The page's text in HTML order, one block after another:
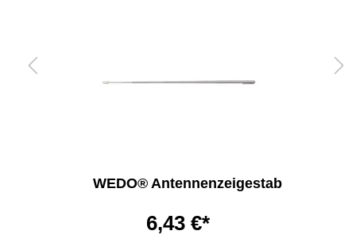
WEDO® Antennenzeigestab
6,43 €*